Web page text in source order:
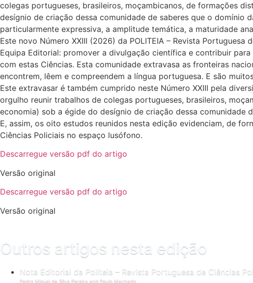
colegas portugueses, brasileiros, moçambicanos, de formações
desígnio de criação dessa comunidade de saberes que o domínio
particularmente expressiva, a amplitude temática, a maturidade
Este novo Número XXIII (2026) da POLITEIA – Revista
Equipa Editorial: promover a divulgação científica e contribuir
com estas Ciências. Esta comunidade extravasa as fronteiras
encontrem, lêem e compreendem a língua portuguesa. E são
Este extravasar é também cumprido neste Número XXIII pela
orgulho reunir trabalhos de colegas portugueses, brasileiros,
economia) sob a égide do desígnio de criação dessa comunidade
E, assim, os oito estudos reunidos nesta edição evidenciam, de
Ciências Policiais no espaço lusófono.
Descarregue versão pdf do artigo
Versão original
Descarregue versão pdf do artigo
Versão original
Outros artigos nesta edição
Nota Editorial da Politeia – Revista Portuguesa de Ciências
Pedro Miguel da Silva Pereira and Paulo Machado